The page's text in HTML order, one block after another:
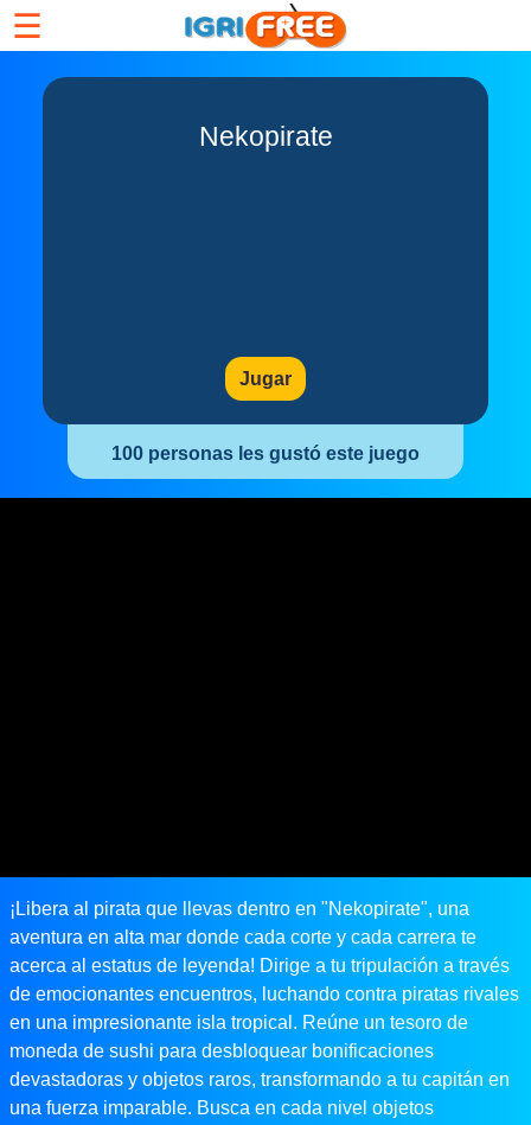
☰
Nekopirate
Jugar
100 personas les gustó este juego
¡Libera al pirata que llevas dentro en "Nekopirate", una
aventura en alta mar donde cada corte y cada carrera te
acerca al estatus de leyenda! Dirige a tu tripulación a través
de emocionantes encuentros, luchando contra piratas rivales
en una impresionante isla tropical. Reúne un tesoro de
moneda de sushi para desbloquear bonificaciones
devastadoras y objetos raros, transformando a tu capitán en
una fuerza imparable. Busca en cada nivel objetos